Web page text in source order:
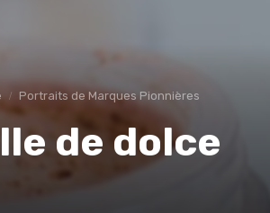
Portraits de Marques Pionnières
de dolce